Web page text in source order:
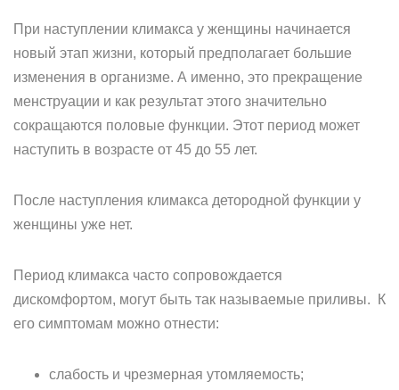
При наступлении климакса у женщины начинается
новый этап жизни, который предполагает большие
изменения в организме. А именно, это прекращение
менструации и как результат этого значительно
сокращаются половые функции. Этот период может
наступить в возрасте от 45 до 55 лет.
После наступления климакса детородной функции у
женщины уже нет.
Период климакса часто сопровождается
дискомфортом, могут быть так называемые приливы. К
его симптомам можно отнести:
слабость и чрезмерная утомляемость;